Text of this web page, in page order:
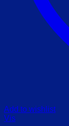
Add to wishlist
Vis